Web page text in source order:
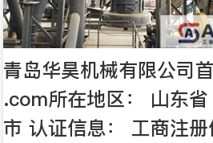
青岛华昊机械有限公司
.com所在地区： 山东省
市 认证信息： 工商注